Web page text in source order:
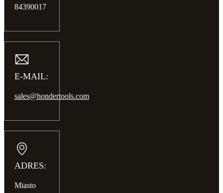
84390017
E-MAIL:
sales@hondertools.com
ADRES:
Miasto